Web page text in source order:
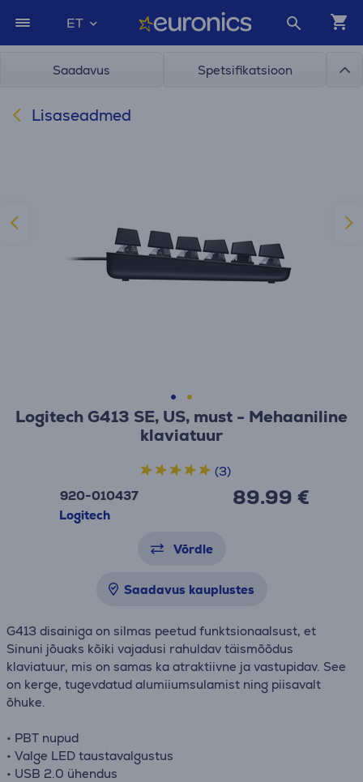
ET
Saadavus Spetsifikatsioon
Lisaseadmed
Logitech G413 SE, US, must - Mehaaniline
klaviatuur
920-010437
Logitech
89.99 €
(3)
Võrdle
Saadavus kauplustes
G413 disainiga on silmas peetud funktsionaalsust, et
Sinuni jõuaks kõiki vajadusi rahuldav täismõõdus
klaviatuur, mis on samas ka atraktiivne ja vastupidav. See
on kerge, tugevdatud alumiiumsulamist ning piisavalt
õhuke.
• PBT nupud
• Valge LED taustavalgustus
• USB 2.0 ühendus